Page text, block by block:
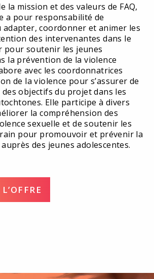
la mission et des valeurs de FAQ,
a pour responsabilité de
coordonner et animer les
des intervenantes dans le
pour soutenir les jeunes
la prévention de la violence
avec les coordonnatrices
de la violence pour s’assurer de
objectifs du projet dans les
Elle participe à divers
la compréhension des
sexuelle et de soutenir les
pour promouvoir et prévenir la
des jeunes adolescentes.